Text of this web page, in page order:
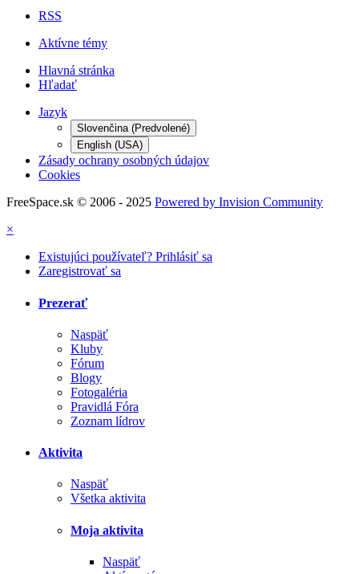
RSS
Aktívne témy
Hlavná stránka
Hľadať
Jazyk
Slovenčina (Predvolené)
English (USA)
Zásady ochrany osobných údajov
Cookies
FreeSpace.sk © 2006 - 2025 Powered by Invision Community
×
Existujúci používateľ? Prihlásiť sa
Zaregistrovať sa
Prezerať
Naspäť
Kluby
Fórum
Blogy
Fotogaléria
Pravidlá Fóra
Zoznam lídrov
Aktivita
Naspäť
Všetka aktivita
Moja aktivita
Naspäť